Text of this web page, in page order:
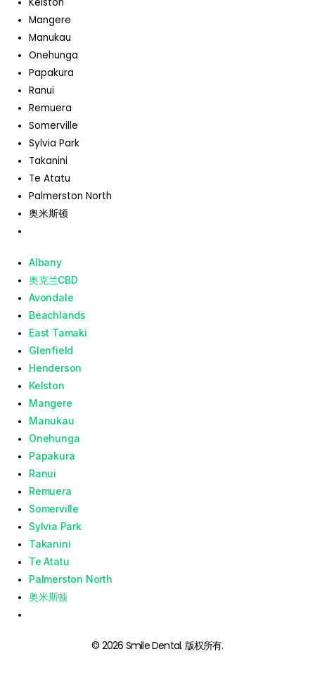
Mangere
Manukau
Onehunga
Papakura
Ranui
Remuera
Somerville
Sylvia Park
Takanini
Te Atatu
Palmerston North
奥米斯顿
Albany
奥克兰CBD
Avondale
Beachlands
East Tamaki
Glenfield
Henderson
Kelston
Mangere
Manukau
Onehunga
Papakura
Ranui
Remuera
Somerville
Sylvia Park
Takanini
Te Atatu
Palmerston North
奥米斯顿
© 2026 Smile Dental. 版权所有.